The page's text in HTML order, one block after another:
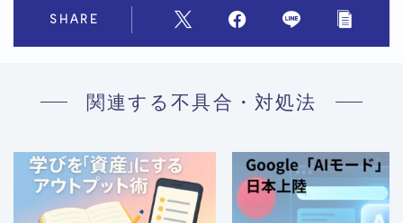
SHARE
関連する不具合・対処法